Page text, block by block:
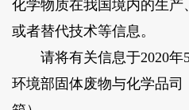
化学物质在我国境内的生
或者替代技术等信息。
请将有关信息于2020年5
环境部固体废物与化学品